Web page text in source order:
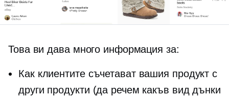
Това ви дава много информация за:
Как клиентите съчетават вашия продукт с
други продукти (да речем какъв вид дънки